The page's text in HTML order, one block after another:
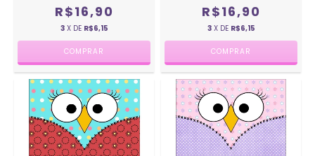
R$16,90
3 X DE R$6,15
R$16,90
3 X DE R$6,15